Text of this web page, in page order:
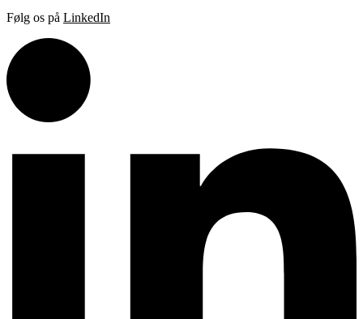
Følg os på LinkedIn